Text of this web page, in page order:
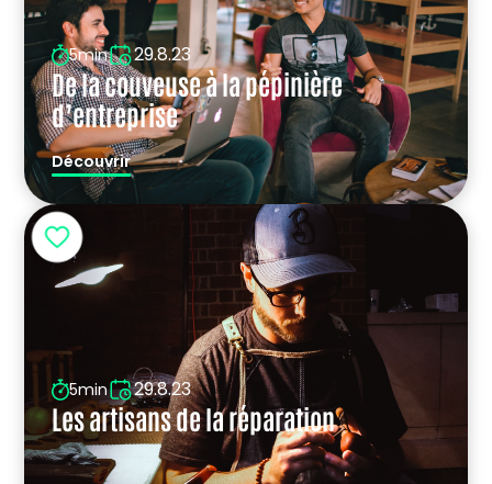
5min 29.8.23
De la couveuse à la pépinière
d’entreprise
Découvrir
5min 29.8.23
Les artisans de la réparation